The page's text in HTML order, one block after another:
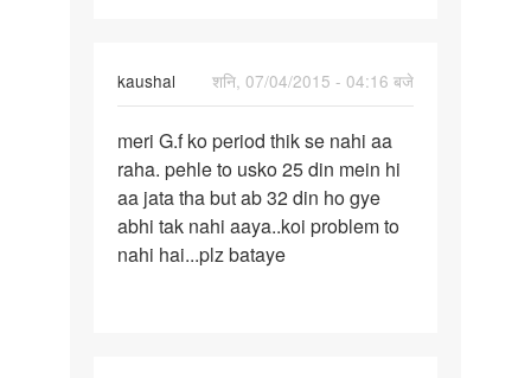
kaushal
शनि, 07/04/2015 - 04:16 बजे
meri
G.f
ko
period
thik
meri G.f ko period thik se nahi aa
raha. pehle to usko 25 din mein hi
aa jata tha but ab 32 din ho gye
abhi tak nahi aaya..koi problem to
nahi hai...plz bataye